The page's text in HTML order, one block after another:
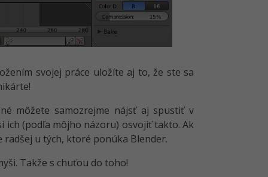
svojej práce uložíte aj to, že ste sa
môžete samozrejme nájsť aj spustiť v
ich (podľa môjho názoru) osvojiť takto. Ak
u tých, ktoré ponúka Blender.
Takže s chuťou do toho!